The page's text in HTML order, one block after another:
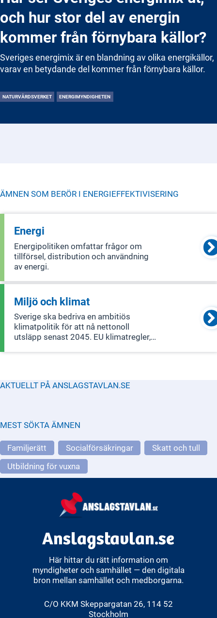
och hur stor del av energin
kommer från förnybara källor?
Sveriges energimix är en blandning av olika energikällor,
varav en betydande del kommer från förnybara källor.
NATURVÅRDSVERKET ENERGIMYNDIGHETEN
ÄMNEN SOM BERÖR I ENERGIEFFEKTIVISERING
Energi
Energipolitiken omfattar frågor om
tillförsel, distribution och användning
av energi.
Miljö och klimat
Sverige ska bedriva en ambitiös
klimatpolitik för att nå nettonoll
utsläpp senast 2045. EU klimatregler,
AKTUELLT PÅ ANSLAGSTAVLAN.SE
MEST SÖKTA ÄMNEN
Familjerätt Socialförsäkringar
Skatt och tull
Utbildning för vuxna
Anslagstavlan.se
Här hittar du rätt information om
myndigheter och samhället — den digitala
bron mellan samhället och medborgarna.
C/O KKM Skeppargatan 26, 114 52
Stockholm